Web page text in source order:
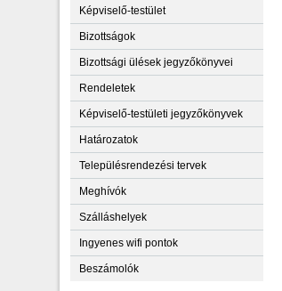
Képviselő-testület
Bizottságok
Bizottsági ülések jegyzőkönyvei
Rendeletek
Képviselő-testületi jegyzőkönyvek
Határozatok
Településrendezési tervek
Meghívók
Szálláshelyek
Ingyenes wifi pontok
Beszámolók